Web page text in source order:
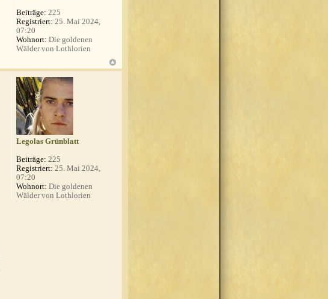
Beiträge: 225
Registriert: 25. Mai 2024,
07:20
Wohnort: Die goldenen
Wälder von Lothlorien
Legolas Grünblatt
Beiträge: 225
Registriert: 25. Mai 2024,
07:20
Wohnort: Die goldenen
Wälder von Lothlorien